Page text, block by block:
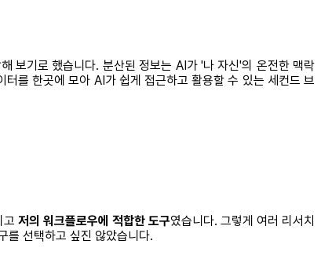
보기로 했습니다. 분산된 정보는 AI가 '나 자신'의 온전한 맥락
를 한곳에 모아 AI가 쉽게 접근하고 활용할 수 있는 세컨드 브
고 저의 워크플로우에 적합한 도구였습니다. 그렇게 여러 리서치
를 선택하고 싶진 않았습니다.